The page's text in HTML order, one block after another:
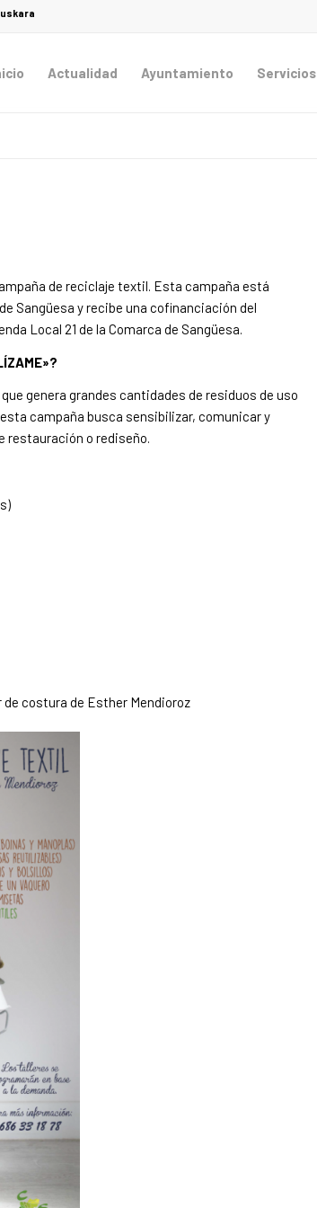
Actualidad Ayuntamiento Servicios
de reciclaje textil. Esta campaña está
Sangüesa y recibe una cofinanciación del
Local 21 de la Comarca de Sangüesa.
genera grandes cantidades de residuos de uso
campaña busca sensibilizar, comunicar y
restauración o rediseño.
de costura de Esther Mendioroz